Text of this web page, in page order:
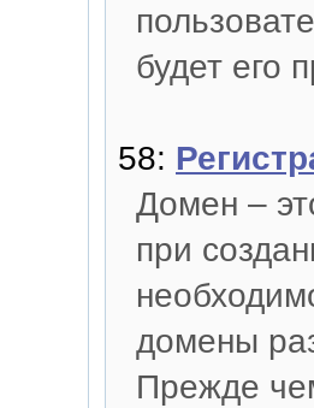
будет его
58:
Домен –
при
домены
Прежде